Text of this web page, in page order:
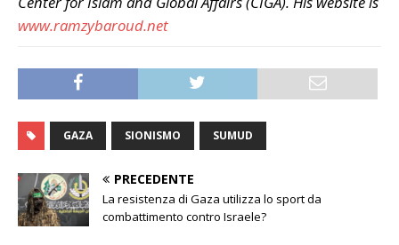
www.ramzybaroud.net
GAZA SIONISMO SUMUD
PRECEDENTE
La resistenza di Gaza utilizza lo sport da
combattimento contro Israele?